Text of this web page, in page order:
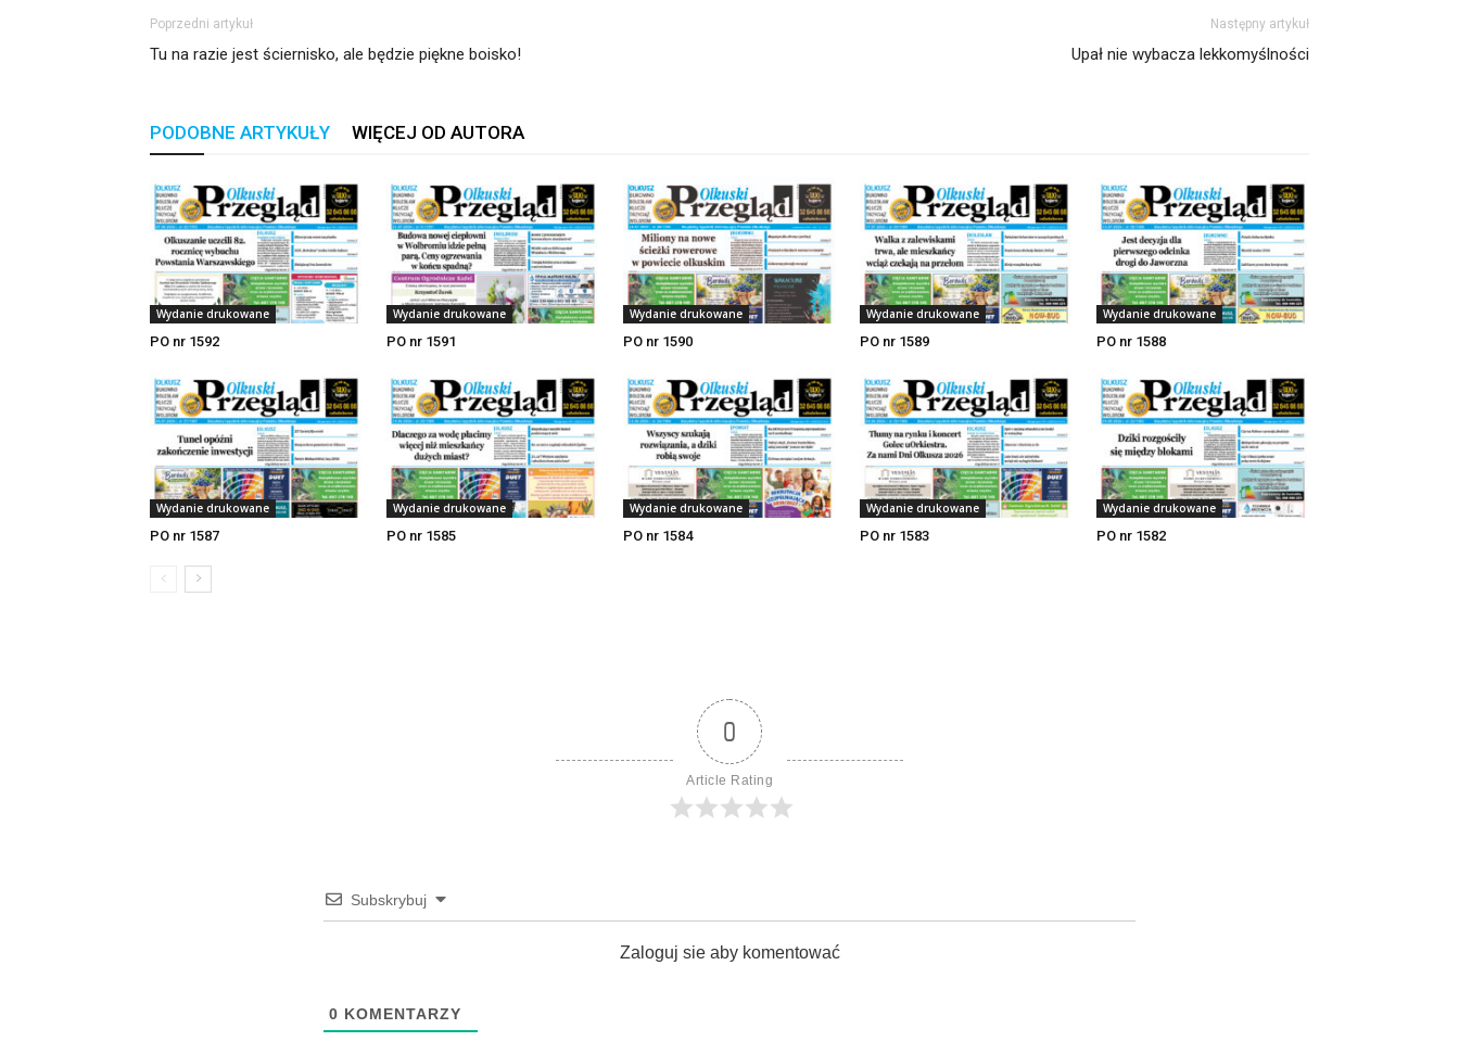
Poprzedni artykuł
Tu na razie jest ściernisko, ale będzie piękne boisko!
Następny artykuł
Upał nie wybacza lekkomyślności
PODOBNE ARTYKUŁY WIĘCEJ OD AUTORA
Wydanie drukowane
PO nr 1592
Wydanie drukowane
PO nr 1591
Wydanie drukowane
PO nr 1590
Wydanie drukowane
PO nr 1589
Wydanie drukowane
PO nr 1588
Wydanie drukowane
PO nr 1587
Wydanie drukowane
PO nr 1585
Wydanie drukowane
PO nr 1584
Wydanie drukowane
PO nr 1583
Wydanie drukowane
PO nr 1582
0
Article Rating
Subskrybuj
Zaloguj sie aby komentować
0 KOMENTARZY